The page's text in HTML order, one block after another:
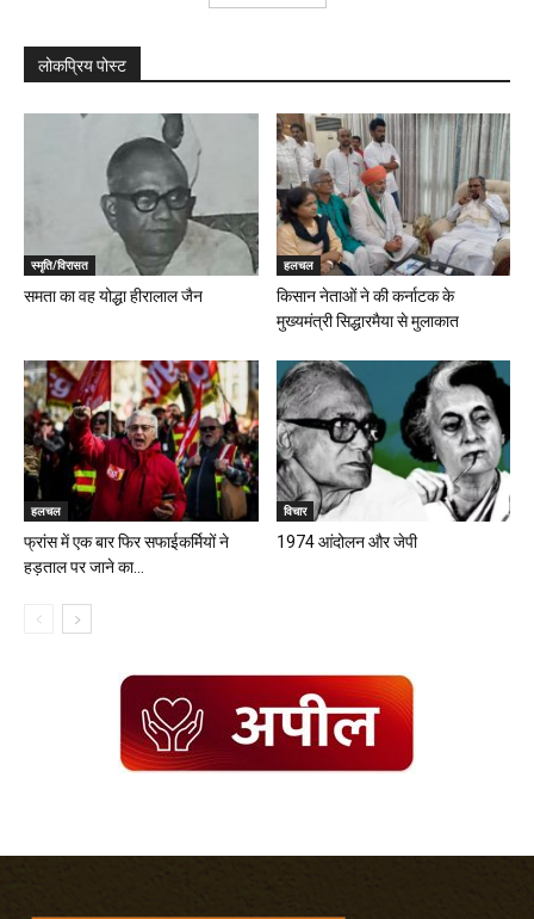
लोकप्रिय पोस्ट
स्मृति/विरासत
समता का वह योद्धा हीरालाल जैन
हलचल
किसान नेताओं ने की कर्नाटक के
मुख्यमंत्री सिद्धारमैया से मुलाकात
हलचल
फ्रांस में एक बार फिर सफाईकर्मियों ने
हड़ताल पर जाने का...
विचार
1974 आंदोलन और जेपी